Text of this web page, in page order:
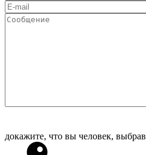
докажите, что вы человек, выбрав